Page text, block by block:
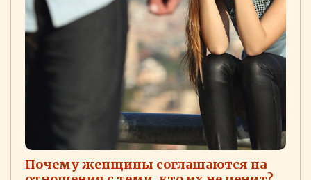
Почему женщины соглашаются на